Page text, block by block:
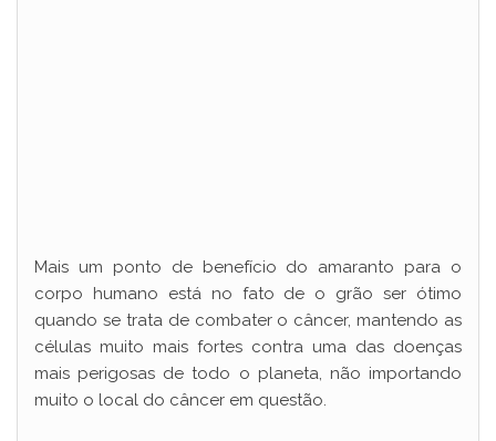
Mais um ponto de benefício do amaranto para o
corpo humano está no fato de o grão ser ótimo
quando se trata de combater o câncer, mantendo as
células muito mais fortes contra uma das doenças
mais perigosas de todo o planeta, não importando
muito o local do câncer em questão.